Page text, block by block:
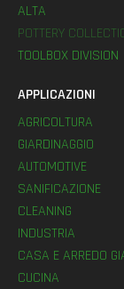
ALTA
POTTERY
TOOLBOX DIVISION
APPLICAZIONI
AGRICOLTURA
GIARDINAGGIO
AUTOMOTIVE
SANIFICAZIONE
CLEANING
INDUSTRIA
CASA E ARREDO
CUCINA